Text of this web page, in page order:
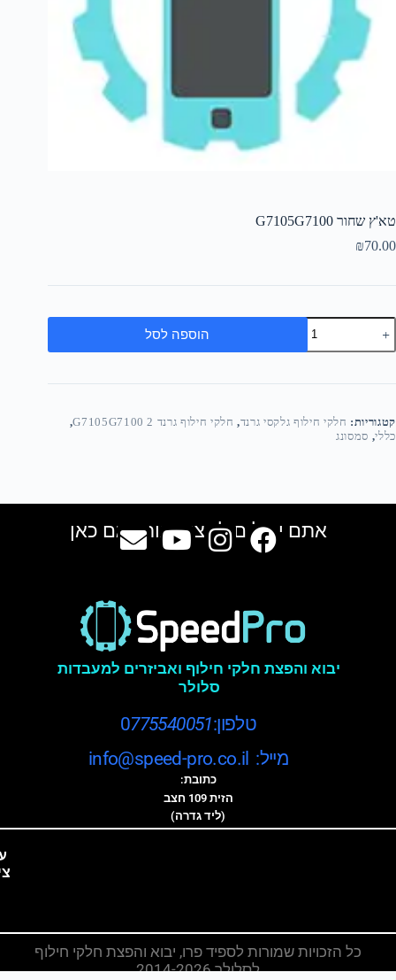
טא'ץ שחור G7105G7100
₪70.00
הוספה לסל
קטגוריות: חלקי חילוף גלקסי גרנד, חלקי חילוף גרנד 2 G7105G7100
,
כללי, סמסונג
אתם יכולים למצוא אותנו גם כאן
יבוא והפצת חלקי חילוף ואביזרים למעבדות
סלולר
טלפון:0775540051
מייל: info@speed-pro.co.il
כתובת:
הזית 109 חצב
(ליד גדרה)
כל הזכויות שמורות לספיד פרו, יבוא והפצת חלקי חילוף
לסלולר 2014-2026